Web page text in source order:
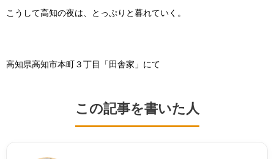
こうして高知の夜は、とっぷりと暮れていく。
高知県高知市本町３丁目「田舎家」にて
この記事を書いた人